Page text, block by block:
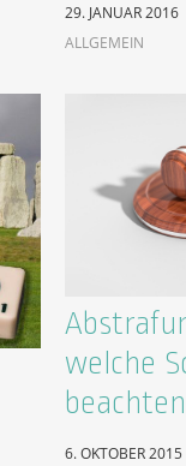
29. JANUAR 2016
ALLGEMEIN
welche
6. OKTOBER 2015